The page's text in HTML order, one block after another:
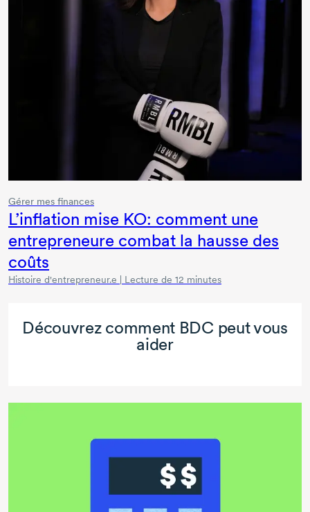
Gérer mes finances
L’inflation mise KO: comment une
entrepreneure combat la hausse des
coûts
Histoire d'entrepreneur.e | Lecture de 12 minutes
Découvrez comment BDC peut vous
aider